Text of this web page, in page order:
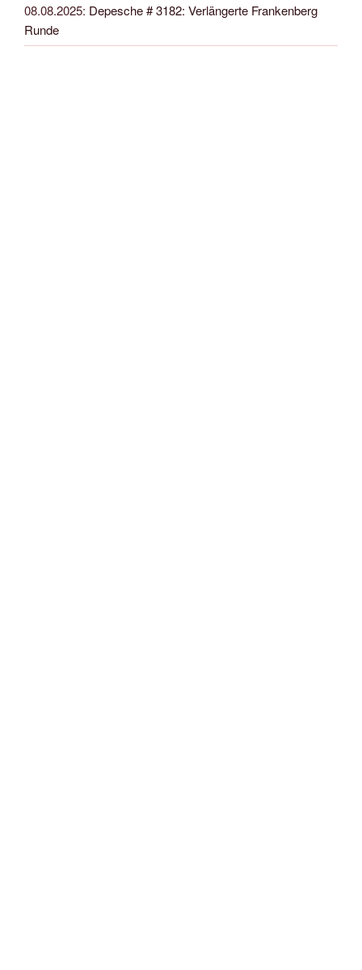
08.08.2025: Depesche # 3182: Verlängerte Frankenberg
Runde